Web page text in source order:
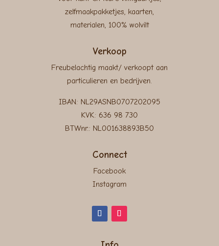
zelfmaakpakketjes, kaarten,
materialen, 100% wolvilt
Verkoop
Freubelachtig maakt/ verkoopt aan
particulieren en bedrijven.
IBAN: NL29ASNB0707202095
KVK: 636 98 730
BTWnr.: NL001638893B50
Connect
Facebook
Instagram